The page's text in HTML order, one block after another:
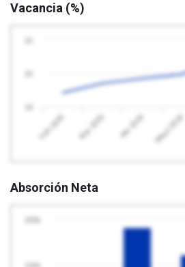
Vacancia (%)
Feb 2026 Mar 2026 Abr 2026 Mayo 2026
Absorción Neta